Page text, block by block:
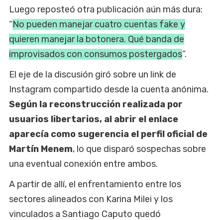
Luego reposteó otra publicación aún más dura:
“No pueden manejar cuatro cuentas fake y
quieren manejar la botonera. Qué banda de
improvisados con consumos postergados”.
El eje de la discusión giró sobre un link de
Instagram compartido desde la cuenta anónima.
Según la reconstrucción realizada por
usuarios libertarios, al abrir el enlace
aparecía como sugerencia el perfil oficial de
Martín Menem, lo que disparó sospechas sobre
una eventual conexión entre ambos.
A partir de allí, el enfrentamiento entre los
sectores alineados con Karina Milei y los
vinculados a Santiago Caputo quedó